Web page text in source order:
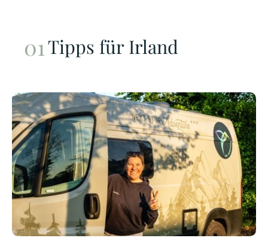
Tipps für Irland